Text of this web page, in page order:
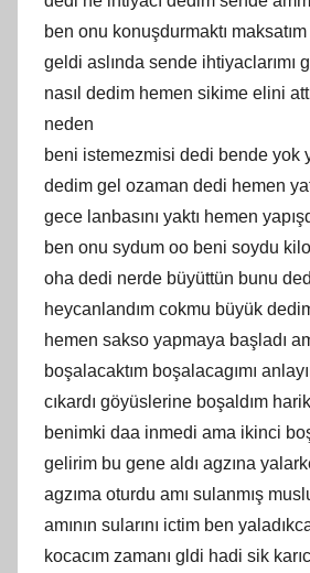
ben onu konuşdurmaktı
geldi aslında sende ihtiyaclarımı
nasıl dedim hemen sikime elini
neden
beni istemezmisi dedi bende yok
dedim gel ozaman dedi hemen
gece lanbasını yaktı hemen
ben onu sydum oo beni soydu
oha dedi nerde büyüttün bunu
heycanlandım cokmu büyük
hemen sakso yapmaya başladı
boşalacaktım boşalacagımı
cıkardı göyüslerine boşaldım
benimki daa inmedi ama ikinci
gelirim bu gene aldı agzına
agzıma oturdu amı sulanmış
amının sularını ictim ben
kocacım zamanı gldi hadi sik